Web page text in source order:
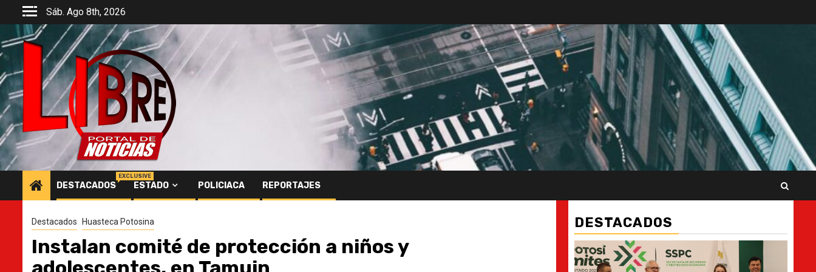
Saltar
contenido
Sáb. Ago 8th, 2026
DESTACADOS
EXCLUSIVE
ESTADO POLICIACA REPORTAJES
Destacados Huasteca Potosina
Instalan comité de protección a niños y
DESTACADOS